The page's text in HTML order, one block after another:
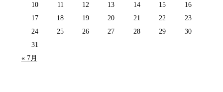
10
11 12 13 14 15
16
17
18 19 20 21 22
23
24
25 26 27 28 29
30
31
« 7月